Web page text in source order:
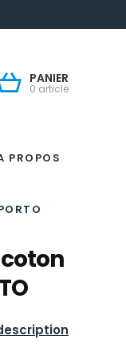
PANIER
0 article
PROPOS